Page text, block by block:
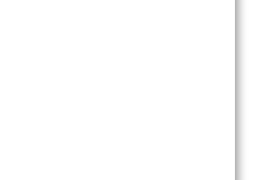
lesbijski